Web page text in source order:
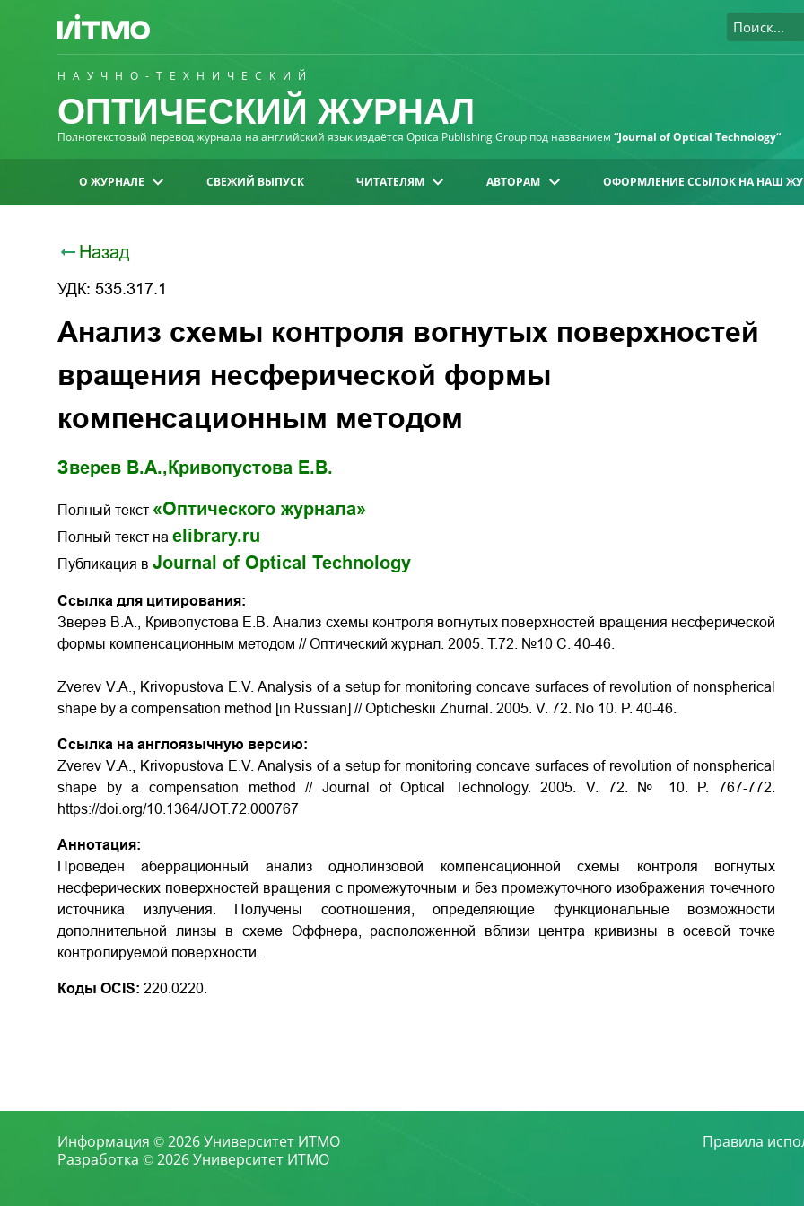
НАУЧНО-ТЕХНИЧЕСКИЙ
ОПТИЧЕСКИЙ ЖУРНАЛ
Полнотекстовый перевод журнала на английский язык издаётся Optica Publishing Group под названием “Journal of Optical Technology“
О ЖУРНАЛЕ СВЕЖИЙ ВЫПУСК ЧИТАТЕЛЯМ АВТОРАМ ОФОРМЛЕНИЕ ССЫЛОК НА НАШ
Назад
УДК: 535.317.1
Анализ схемы контроля вогнутых поверхностей
вращения несферической формы
компенсационным методом
Зверев В.А., Кривопустова Е.В.
Полный текст «Оптического журнала»
Полный текст на elibrary.ru
Публикация в Journal of Optical Technology
Ссылка для цитирования:
Зверев В.А., Кривопустова Е.В. Анализ схемы контроля вогнутых поверхностей вращения несферической
формы компенсационным методом // Оптический журнал. 2005. Т.72. №10 С. 40-46.
Zverev V.A., Krivopustova E.V. Analysis of a setup for monitoring concave surfaces of revolution of nonspherical
shape by a compensation method [in Russian] // Opticheskii Zhurnal. 2005. V. 72. No 10. P. 40-46
Ссылка на англоязычную версию:
Zverev V.A., Krivopustova E.V. Analysis of a setup for monitoring concave surfaces of revolution of nonspherical
shape by a compensation method // Journal of Optical Technology. 2005. V. 72. № 10. P. 767-772.
https://doi.org/10.1364/JOT.72.000767
Аннотация:
Проведен аберрационный анализ однолинзовой компенсационной схемы контроля вогнутых
несферических поверхностей вращения с промежуточным и без промежуточного изображения точечного
источника излучения. Получены соотношения, определяющие функциональные возможности
дополнительной линзы в схеме Оффнера, расположенной вблизи центра кривизны в осевой точке
контролируемой поверхности.
Коды OCIS: 220.0220.
Информация © 2026 Университет ИТМО
Разработка © 2026 Университет ИТМО
Правила